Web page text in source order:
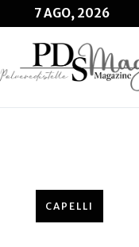
7 AGO, 2026
CAPELLI